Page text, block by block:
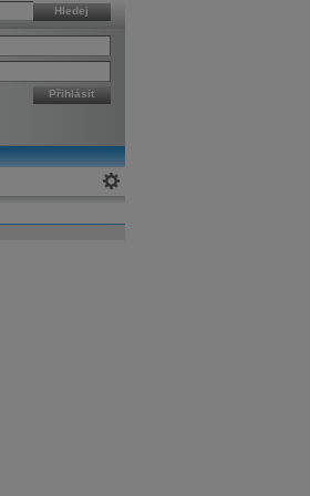
Hledej
Přihlásit